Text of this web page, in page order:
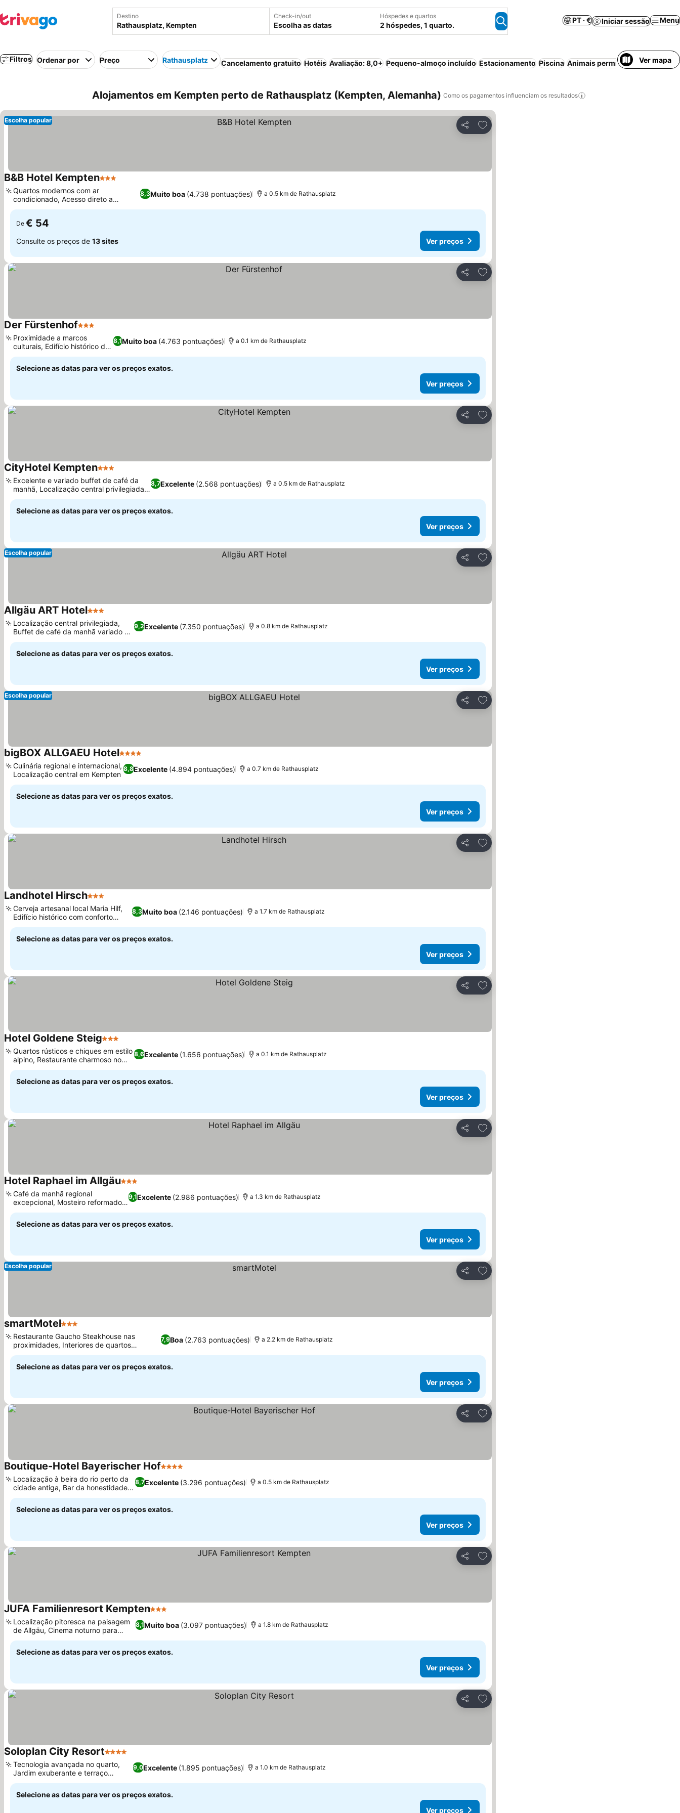
Destino Check-in/out
Escolha as datas
Hóspedes e quartos
2 hóspedes, 1 quarto.
PT · € Iniciar sessão Menu
Filtros Ordenar por Preço Rathausplatz Cancelamento gratuito Hotéis Avaliação: 8,0+ Pequeno-almoço incluído Estacionamento Piscina Animais permitidos Aparthotel
Ver mapa
Alojamentos em Kempten perto de Rathausplatz (Kempten, Alemanha) Como os pagamentos influenciam os resultados
Partilhar
Adicionar aos favoritos
Escolha popular
B&B Hotel Kempten3 Estrelas
8,3Muito boa (4.738 pontuações)
Quartos modernos com ar
condicionado, Acesso direto a
estacionamento público
a 0.5 km de Rathausplatz
De € 54
Consulte os preços de 13 sites Ver preços
Partilhar
Adicionar aos favoritos
Der Fürstenhof3 Estrelas
8,1Muito boa (4.763 pontuações)
Proximidade a marcos
culturais, Edifício histórico de
1187
a 0.1 km de Rathausplatz
Selecione as datas para ver os preços exatos.
Ver preços
Partilhar
Adicionar aos favoritos
CityHotel Kempten3 Estrelas
8,7Excelente (2.568 pontuações)
Excelente e variado buffet de café da
manhã, Localização central privilegiada
em Kempten
a 0.5 km de Rathausplatz
Selecione as datas para ver os preços exatos.
Ver preços
Partilhar
Adicionar aos favoritos
Escolha popular
Allgäu ART Hotel3 Estrelas
9,2Excelente (7.350 pontuações)
Localização central privilegiada,
Buffet de café da manhã variado e
fresco
a 0.8 km de Rathausplatz
Selecione as datas para ver os preços exatos.
Ver preços
Partilhar
Adicionar aos favoritos
Escolha popular
bigBOX ALLGAEU Hotel4 Estrelas
8,8Excelente (4.894 pontuações)
Culinária regional e internacional,
Localização central em Kempten
a 0.7 km de Rathausplatz
Selecione as datas para ver os preços exatos.
Ver preços
Partilhar
Adicionar aos favoritos
Landhotel Hirsch3 Estrelas
8,3Muito boa (2.146 pontuações)
Cerveja artesanal local Maria Hilf,
Edifício histórico com conforto
moderno
a 1.7 km de Rathausplatz
Selecione as datas para ver os preços exatos.
Ver preços
Partilhar
Adicionar aos favoritos
Hotel Goldene Steig3 Estrelas
8,6Excelente (1.656 pontuações)
Quartos rústicos e chiques em estilo
alpino, Restaurante charmoso no
local
a 0.1 km de Rathausplatz
Selecione as datas para ver os preços exatos.
Ver preços
Partilhar
Adicionar aos favoritos
Hotel Raphael im Allgäu3 Estrelas
9,1Excelente (2.986 pontuações)
Café da manhã regional
excepcional, Mosteiro reformado
com capela
a 1.3 km de Rathausplatz
Selecione as datas para ver os preços exatos.
Ver preços
Partilhar
Adicionar aos favoritos
Escolha popular
smartMotel3 Estrelas
7,9Boa (2.763 pontuações)
Restaurante Gaucho Steakhouse nas
proximidades, Interiores de quartos
vibrantes e alegres
a 2.2 km de Rathausplatz
Selecione as datas para ver os preços exatos.
Ver preços
Partilhar
Adicionar aos favoritos
Boutique-Hotel Bayerischer Hof4 Estrelas
8,7Excelente (3.296 pontuações)
Localização à beira do rio perto da
cidade antiga, Bar da honestidade
único
a 0.5 km de Rathausplatz
Selecione as datas para ver os preços exatos.
Ver preços
Partilhar
Adicionar aos favoritos
JUFA Familienresort Kempten3 Estrelas
8,1Muito boa (3.097 pontuações)
Localização pitoresca na paisagem
de Allgäu, Cinema noturno para
crianças
a 1.8 km de Rathausplatz
Selecione as datas para ver os preços exatos.
Ver preços
Partilhar
Adicionar aos favoritos
Soloplan City Resort4 Estrelas
9,0Excelente (1.895 pontuações)
Tecnologia avançada no quarto,
Jardim exuberante e terraço
convidativo
a 1.0 km de Rathausplatz
Selecione as datas para ver os preços exatos.
Ver preços